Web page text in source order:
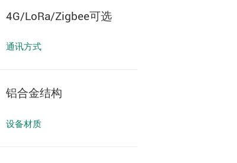
4G/LoRa/Zigbee可选
通讯方式
铝合金结构
设备材质